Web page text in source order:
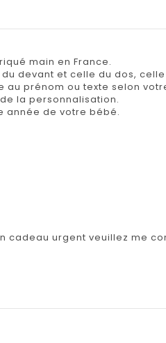
main en France.
devant et celle du dos,
prénom ou texte selon
la personnalisation.
année de votre bébé.
cadeau urgent veuillez me